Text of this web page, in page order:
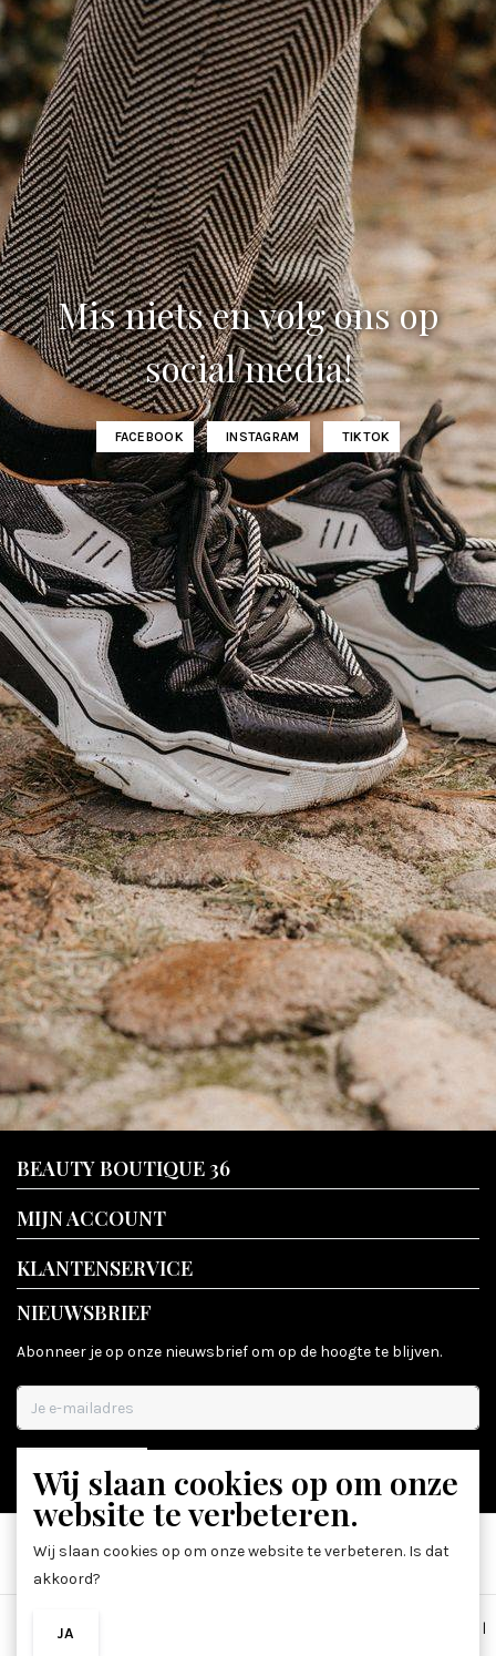
Mis niets en volg ons op
social media!
FACEBOOK INSTAGRAM TIKTOK
BEAUTY BOUTIQUE 36
MIJN ACCOUNT
KLANTENSERVICE
NIEUWSBRIEF
Abonneer je op onze nieuwsbrief om op de hoogte te blijven.
ABONNEER
Algemene voorwaarden
|
Wij slaan cookies op om onze
website te verbeteren.
Wij slaan cookies op om onze website te verbeteren. Is dat
akkoord?
JA